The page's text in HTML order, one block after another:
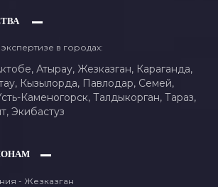
в городах:
Атырау, Жезказган, Караганда,
Кызылорда, Павлодар, Семей,
Каменогорск, Талдыкорган, Тараз,
Экибастуз
- Жезказган